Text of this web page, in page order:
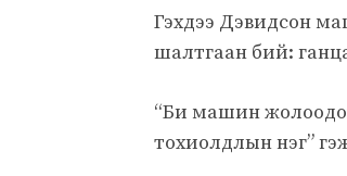
Гэхдээ Дэвидсон
шалтгаан бий:
“Би машин
тохиолдлын нэг”